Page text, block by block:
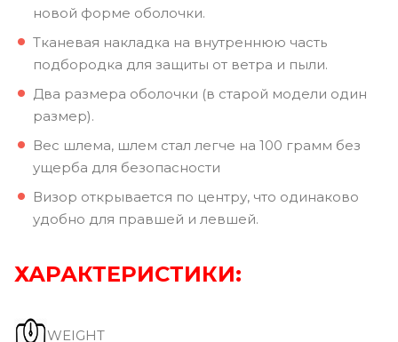
новой форме оболочки.
Тканевая накладка на внутреннюю часть
подбородка для защиты от ветра и пыли.
Два размера оболочки (в старой модели один
размер).
Вес шлема, шлем стал легче на 100 грамм без
ущерба для безопасности
Визор открывается по центру, что одинаково
удобно для правшей и левшей.
ХАРАКТЕРИСТИКИ:
WEIGHT